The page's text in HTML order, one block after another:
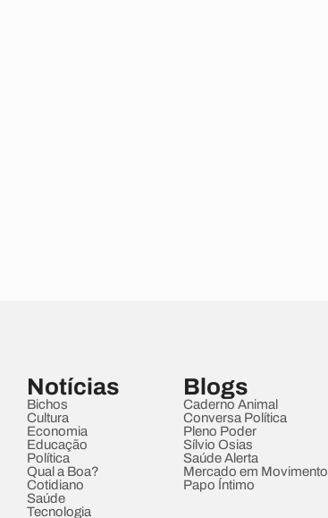
Notícias
Bichos
Cultura
Economia
Educação
Política
Qual a Boa?
Cotidiano
Saúde
Tecnologia
Blogs
Caderno Animal
Conversa Política
Pleno Poder
Sílvio Osias
Saúde Alerta
Mercado em Movimento
Papo Íntimo